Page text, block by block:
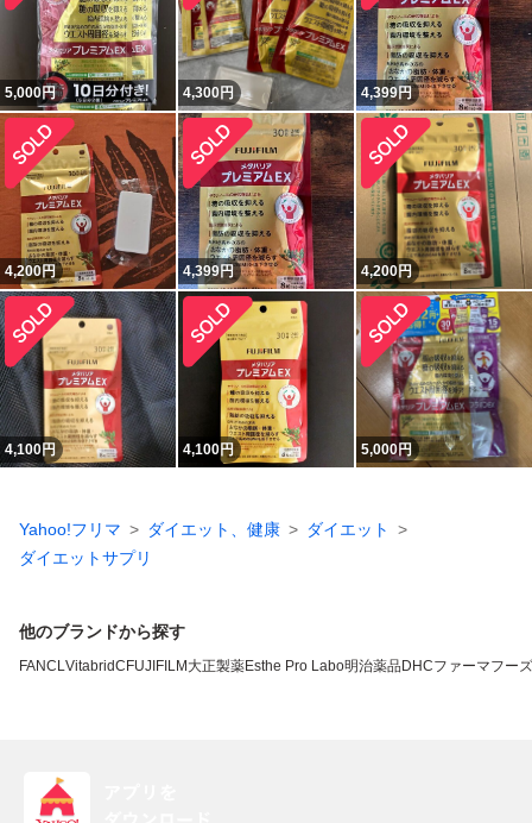
5,000円 4,300円 4,399円
4,200円 4,399円 4,200円
4,100円 4,100円 5,000円
Yahoo!フリマ ダイエット、健康
ダイエット
ダイエットサプリ
他のブランドから探す
FANCLVitabridC FUJIFILM 大正製薬Esthe Pro Labo明治薬品DHCファーマフーズ